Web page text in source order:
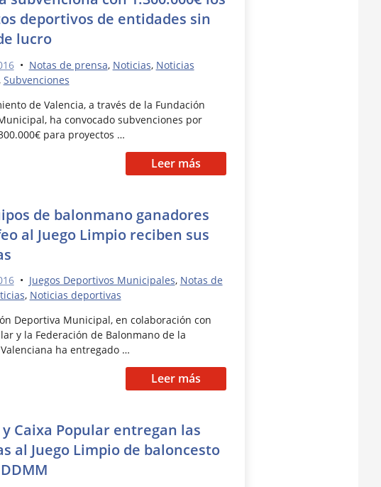
deportivos de entidades sin
lucro
• Notas de prensa, Noticias, Noticias
, Subvenciones
de Valencia, a través de la Fundación
ha convocado subvenciones por
para proyectos …
Leer más
de balonmano ganadores
al Juego Limpio reciben sus
• Juegos Deportivos Municipales, Notas de
, Noticias deportivas
Deportiva Municipal, en colaboración con
y la Federación de Balonmano de la
ha entregado …
Leer más
y Caixa Popular entregan las
al Juego Limpio de baloncesto